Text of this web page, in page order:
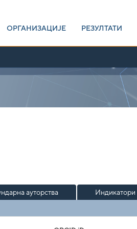
ОРГАНИЗАЦИЈЕ РЕЗУЛТАТИ
ауторства Индикатори